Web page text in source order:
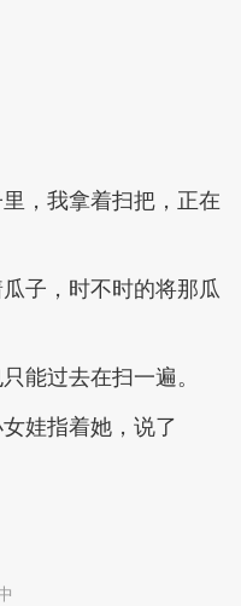
，我拿着扫把，正在
子，时不时的将那瓜
能过去在扫一遍。
娃指着她，说了